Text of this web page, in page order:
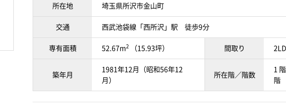
所在地 埼玉県所沢市金山町
交通 西武池袋線「西所沢」駅 徒歩9分
専有面積 52.67m2 （15.93坪） 間取り
築年月
1981年12月（昭和56年12
月）
所在階／階数
1
階